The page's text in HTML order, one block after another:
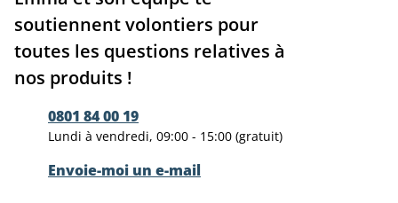
soutiennent volontiers pour
toutes les questions relatives à
nos produits !
0801 84 00 19
Lundi à vendredi, 09:00 - 15:00 (gratuit)
Envoie-moi un e-mail